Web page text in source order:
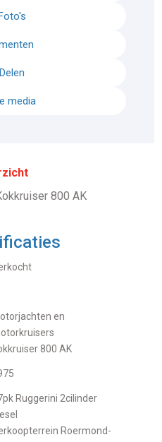
Delen
media
800 AK
en
800 AK
Ruggerini 2cilinder
Roermond-